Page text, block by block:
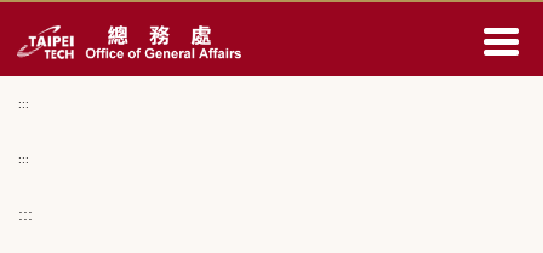
到
區
:::
:::
:::